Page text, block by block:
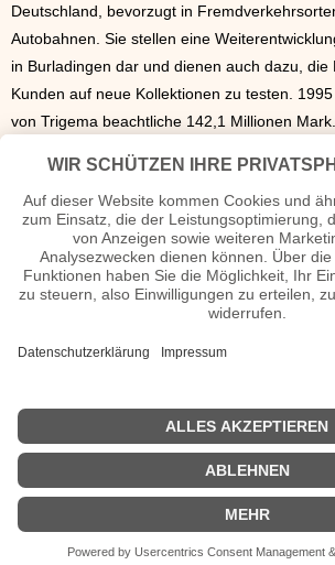
Deutschland, bevorzugt in
Autobahnen. Sie stellen eine
in Burladingen dar und dienen auch dazu, die
Kunden auf neue Kollektionen zu testen.
von Trigema beachtliche 142,1 Millionen Mark.
bundesweite Bekanntheit durch die
denen er selbst und ein sprechender Affe als
auftraten. 2005 wurde Grupp mit dem Cicero-
ausgezeichnet, 2012 wurde ihm durch
Große Staufermedaille in Gold überreicht –
aufgrund seiner Verlässlichkeit, seines
ausnahmslos in Deutschland entworfen und
Weitere Infos
| © 2013–2026 was-war-wann.de. Alle Rechte
Impressum | Datenschutz | © bei